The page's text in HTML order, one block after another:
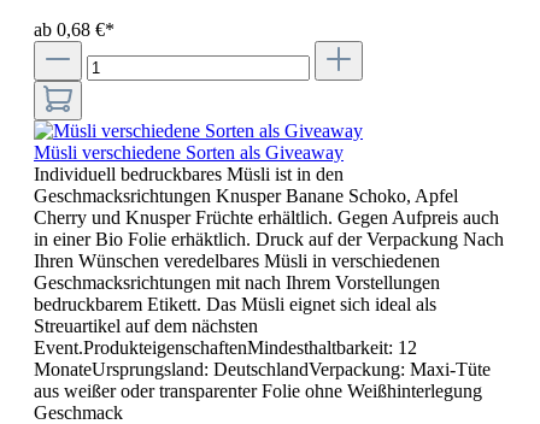
ab 0,68 €*
Müsli verschiedene Sorten als Giveaway
Individuell bedruckbares Müsli ist in den
Geschmacksrichtungen Knusper Banane Schoko, Apfel
Cherry und Knusper Früchte erhältlich. Gegen Aufpreis auch
in einer Bio Folie erhäktlich. Druck auf der Verpackung Nach
Ihren Wünschen veredelbares Müsli in verschiedenen
Geschmacksrichtungen mit nach Ihrem Vorstellungen
bedruckbarem Etikett. Das Müsli eignet sich ideal als
Streuartikel auf dem nächsten
Event.ProdukteigenschaftenMindesthaltbarkeit: 12
MonateUrsprungsland: DeutschlandVerpackung: Maxi-Tüte
aus weißer oder transparenter Folie ohne Weißhinterlegung
Geschmack